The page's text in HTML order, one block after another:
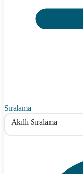
Sıralama
Akıllı Sıralama